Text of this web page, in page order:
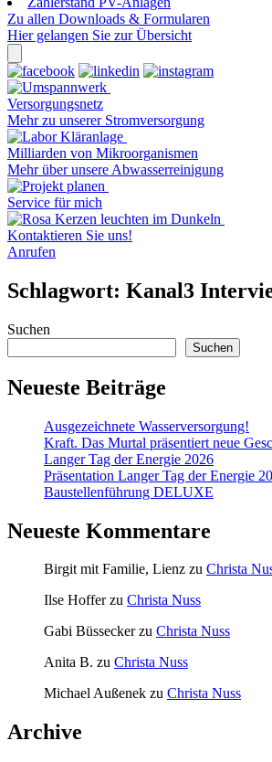
Zu allen Downloads & Formularen
Hier gelangen Sie zur Übersicht
Versorgungsnetz
Mehr zu unserer Stromversorgung
Milliarden von Mikroorganismen
Mehr über unsere Abwasserreinigung
Service für mich
Kontaktieren Sie uns!
Anrufen
Schlagwort: Kanal3
Suchen
Suchen
Neueste Beiträge
Ausgezeichnete Wasserversorgung!
Kraft. Das Murtal präsentiert neue
Langer Tag der Energie 2026
Präsentation Langer Tag der Energie
Baustellenführung DELUXE
Neueste Kommentare
Birgit mit Familie, Lienz zu Christa
Ilse Hofferzu Christa Nuss
Gabi Büsseckerzu Christa Nuss
Anita B. zu Christa Nuss
Michael Außenek zu Christa Nuss
Archive